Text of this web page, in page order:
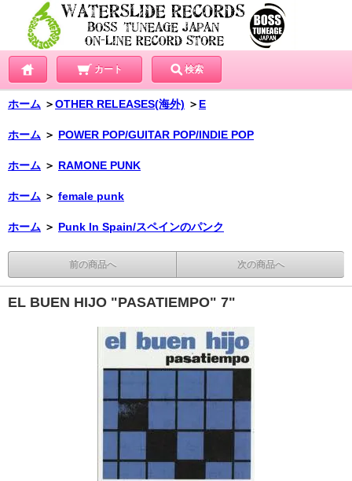
カート 検索
ホーム ＞OTHER RELEASES(海外) ＞ E
ホーム ＞ POWER POP/GUITAR POP/INDIE POP
ホーム ＞ RAMONE PUNK
ホーム ＞ female punk
ホーム ＞ Punk In Spain/スペインのパンク
前の商品へ 次の商品へ
EL BUEN HIJO "PASATIEMPO" 7"